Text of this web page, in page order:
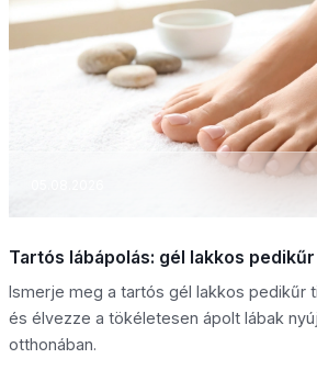
Tartós lábápolás: gél lakkos
Ismerje meg a tartós gél lakkos pedikűr
és élvezze a tökéletesen ápolt lábak
otthonában.